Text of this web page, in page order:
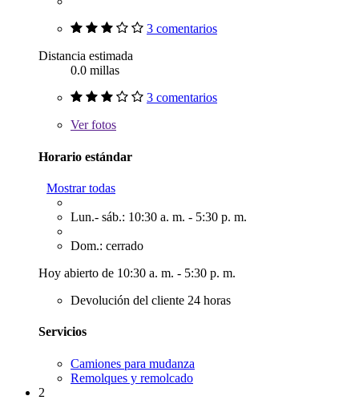
3 comentarios
Distancia estimada
0.0 millas
3 comentarios
Verfotos
Horario estándar
Mostrar todas
Lun.- sáb.: 10:30 a. m. - 5:30 p. m.
Dom.: cerrado
Hoy abierto de 10:30 a. m. - 5:30 p. m.
Devolución del cliente 24 horas
Servicios
Camiones para mudanza
Remolques y remolcado
2